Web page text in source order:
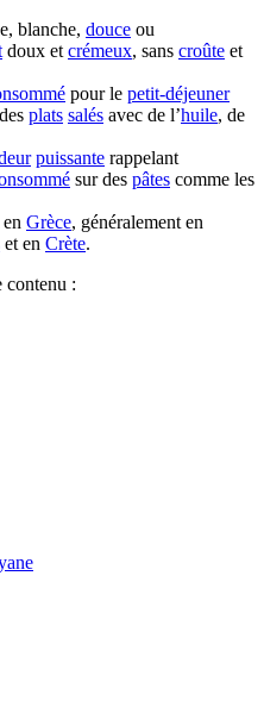
blanche, douce ou
doux et crémeux, sans croûte et
pour le petit-déjeuner
plats salés avec de l’huile, de
puissante rappelant
sur des pâtes comme les
Grèce, généralement en
et en Crète.
contenu :